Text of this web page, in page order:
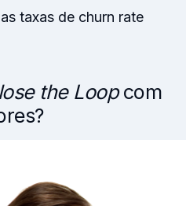
taxas de churn rate
the Loopcom